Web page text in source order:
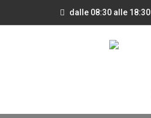
dalle 08:30 alle 18:30